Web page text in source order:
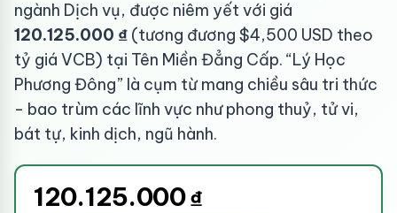
ngành Dịch vụ, được niêm yết với giá
120.125.000 ₫ (tương đương $4,500 USD theo
tỷ giá VCB) tại Tên Miền Đẳng Cấp. “Lý Học
Phương Đông” là cụm từ mang chiều sâu tri thức
- bao trùm các lĩnh vực như phong thuỷ, tử vi,
bát tự, kinh dịch, ngũ hành.
120.125.000₫